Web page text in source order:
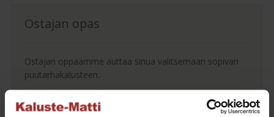
Ostajan opas
Ostajan oppaamme auttaa sinua valitsemaan sopivan
puutarhakalusteen.
Ostajan opas